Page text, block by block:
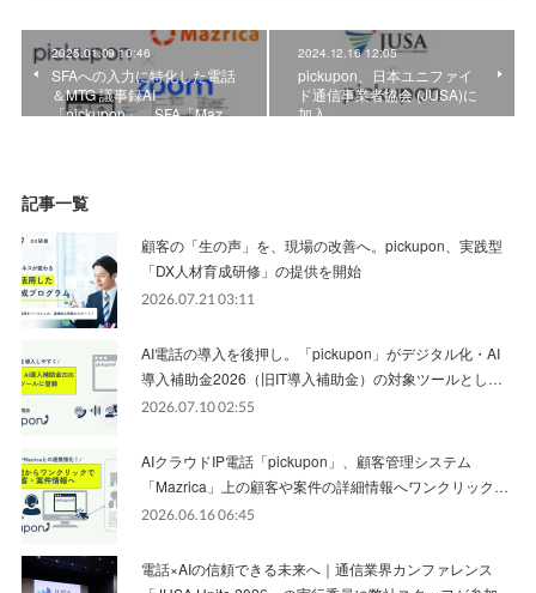
2025.01.09 10:46
SFAへの入力に特化した電話
＆MTG 議事録AI
「pickupon」、SFA「Maz…
2024.12.16 12:05
pickupon、日本ユニファイ
ド通信事業者協会 (JUSA)に
加入
記事一覧
顧客の「生の声」を、現場の改善へ。pickupon、実践型
「DX人材育成研修」の提供を開始
2026.07.21 03:11
AI電話の導入を後押し。「pickupon」がデジタル化・AI
導入補助金2026（旧IT導入補助金）の対象ツールとし…
2026.07.10 02:55
AIクラウドIP電話「pickupon」、顧客管理システム
「Mazrica」上の顧客や案件の詳細情報へワンクリック…
2026.06.16 06:45
電話×AIの信頼できる未来へ｜通信業界カンファレンス